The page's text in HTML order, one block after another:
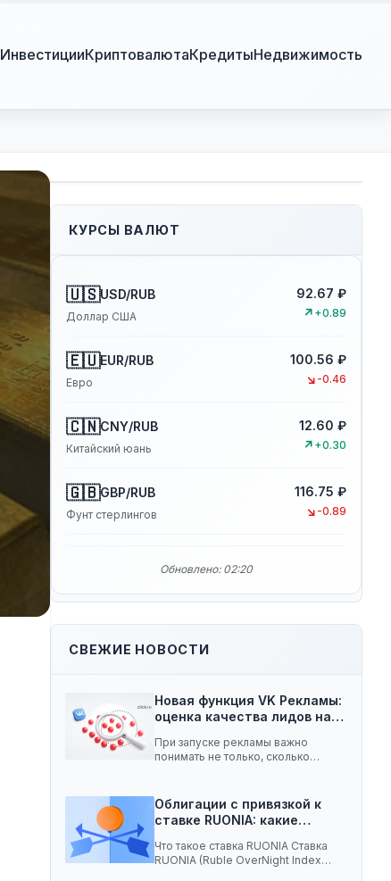
ИнвестицииКриптовалютаКредитыНедвижимость
КУРСЫ ВАЛЮТ
🇺🇸USD/RUB
Доллар США
92.67 ₽
↗ +0.89
🇪🇺EUR/RUB
Евро
100.56 ₽
↘ -0.46
🇨🇳CNY/RUB
Китайский юань
12.60 ₽
↗ +0.30
🇬🇧GBP/RUB
Фунт стерлингов
116.75 ₽
↘ -0.89
Обновлено: 02:20
СВЕЖИЕ НОВОСТИ
Новая функция VK Рекламы:
оценка качества лидов на…
При запуске рекламы важно
понимать не только, сколько
Облигации с привязкой к
ставке RUONIA: какие
Что такое ставка RUONIA Ставка
RUONIA (Ruble OverNight Index